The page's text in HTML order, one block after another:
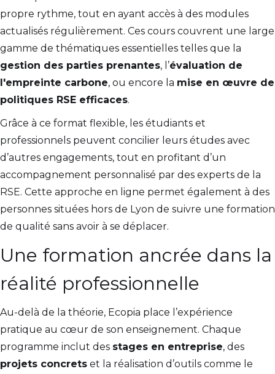
propre rythme, tout en ayant accès à des modules
actualisés régulièrement. Ces cours couvrent une large
gamme de thématiques essentielles telles que la
gestion des parties prenantes, l’évaluation de
l'empreinte carbone, ou encore la mise en œuvre de
politiques RSE efficaces.
Grâce à ce format flexible, les étudiants et
professionnels peuvent concilier leurs études avec
d’autres engagements, tout en profitant d’un
accompagnement personnalisé par des experts de la
RSE. Cette approche en ligne permet également à des
personnes situées hors de Lyon de suivre une formation
de qualité sans avoir à se déplacer.
Une formation ancrée dans la
réalité professionnelle
Au-delà de la théorie, Ecopia place l’expérience
pratique au cœur de son enseignement. Chaque
programme inclut des stages en entreprise, des
projets concrets et la réalisation d’outils comme le